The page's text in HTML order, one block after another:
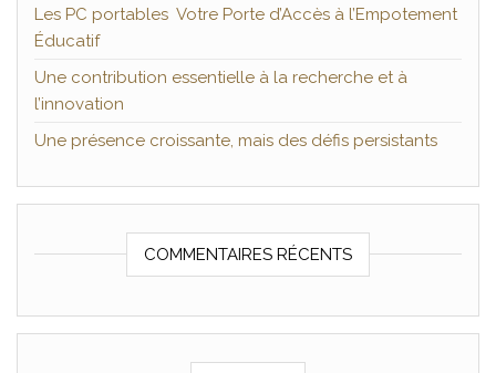
Les PC portables Votre Porte d’Accès à l’Empotement
Éducatif
Une contribution essentielle à la recherche et à
l’innovation
Une présence croissante, mais des défis persistants
COMMENTAIRES RÉCENTS